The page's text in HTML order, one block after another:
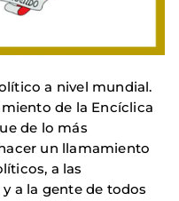
a nivel mundial.
de la Encíclica
de lo más
un llamamiento
a las
a la gente de todos